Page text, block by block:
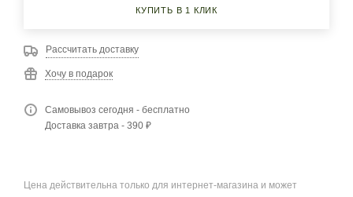
КУПИТЬ В 1 КЛИК
Рассчитать доставку
Хочу в подарок
Самовывоз сегодня - бесплатно
Доставка завтра - 390 ₽
Цена действительна только для интернет-магазина и может